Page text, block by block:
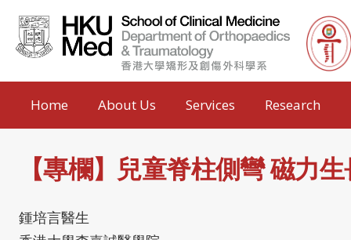
Home About Us Services Research
【專欄】兒童脊柱側彎 磁力
鍾培言醫生